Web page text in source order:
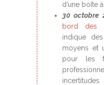
d’une boîte
30 octobre
bord des
indique
moyens et
pour les